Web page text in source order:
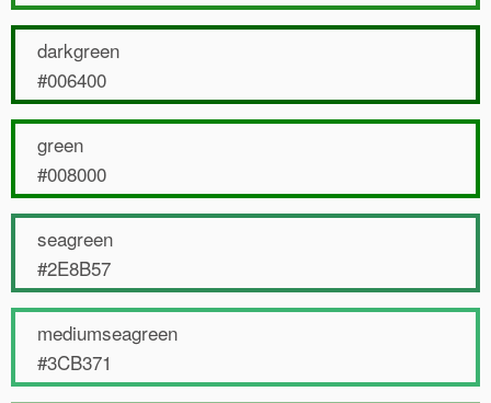
darkgreen
#006400
green
#008000
seagreen
#2E8B57
mediumseagreen
#3CB371